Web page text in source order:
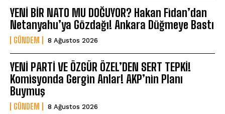
YENİ BİR NATO MU DOĞUYOR? Hakan Fidan’dan
Netanyahu’ya Gözdağı! Ankara Düğmeye Bastı
GÜNDEM 8 Ağustos 2026
YENİ PARTİ VE ÖZGÜR ÖZEL’DEN SERT TEPKİ!
Komisyonda Gergin Anlar! AKP’nin Planı
Buymuş
GÜNDEM 8 Ağustos 2026